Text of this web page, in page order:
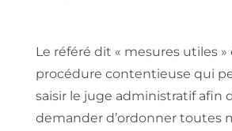
Le référé dit « mesures utiles »
procédure contentieuse qui
saisir le juge administratif afin
demander d’ordonner toutes